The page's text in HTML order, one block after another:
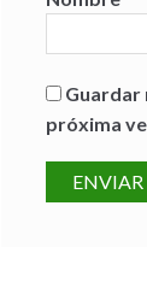
Guardar
próxima